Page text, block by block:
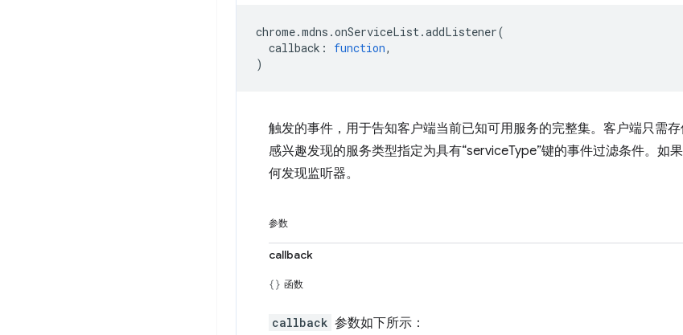
chrome.mdns .onServiceList.addListener(
callback : function,
)
触发的事件，用于告知客户端当前已知可用服务的完整集。客户端只需
感兴趣发现的服务类型指定为具有“serviceType”键的事件过滤条件。如
何发现监听器。
参数
callback
函数
callback 参数如下所示：